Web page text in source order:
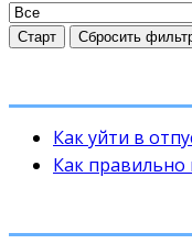
Старт Сбросить
Как уйти в
Как правильно